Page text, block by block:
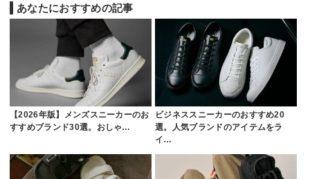
あなたにおすすめの記事
【2026年版】メンズスニーカーのお
すすめブランド30選。おしゃ…
ビジネススニーカーのおすすめ20
選。人気ブランドのアイテムをラ
イ…